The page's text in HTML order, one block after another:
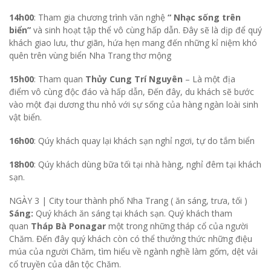
14h00: Tham gia chương trình văn nghệ “ Nhạc sống trên
biển”và sinh hoạt tập thể vô cùng hấp dẫn. Đây sẽ là dịp để quý
khách giao lưu, thư giãn, hứa hẹn mang đến những kỉ niệm khó
quên trên vùng biển Nha Trang thơ mộng
15h00: Tham quan Thủy Cung Trí Nguyên – Là một địa
điểm vô cùng độc đáo và hấp dẫn, Đến đây, du khách sẽ bước
vào một đại dương thu nhỏ với sự sống của hàng ngàn loài sinh
vật biển.
16h00: Qúy khách quay lại khách sạn nghỉ ngơi, tự do tắm biển
18h00: Qúy khách dùng bữa tối tại nhà hàng, nghỉ đêm tại khách
sạn.
NGÀY 3 | City tour thành phố Nha Trang ( ăn sáng, trưa, tối )
Sáng: Quý khách ăn sáng tại khách sạn. Quý khách tham
quan Tháp Bà Ponagarmột trong những tháp cổ của người
Chăm. Đến đây quý khách còn có thể thưởng thức những điệu
múa của người Chăm, tìm hiểu về ngành nghề làm gốm, dệt vải
cổ truyền của dân tộc Chăm.